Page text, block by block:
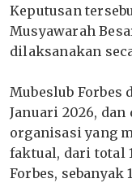
Keputusan
Musyawarah
dilaksanakan
‎Mubeslub Forbes
Januari 2026,
organisasi yang
faktual, dari total
Forbes, sebanyak